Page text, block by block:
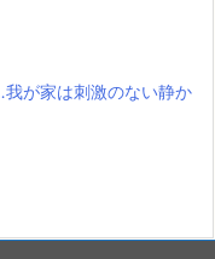
が家は刺激のない静か